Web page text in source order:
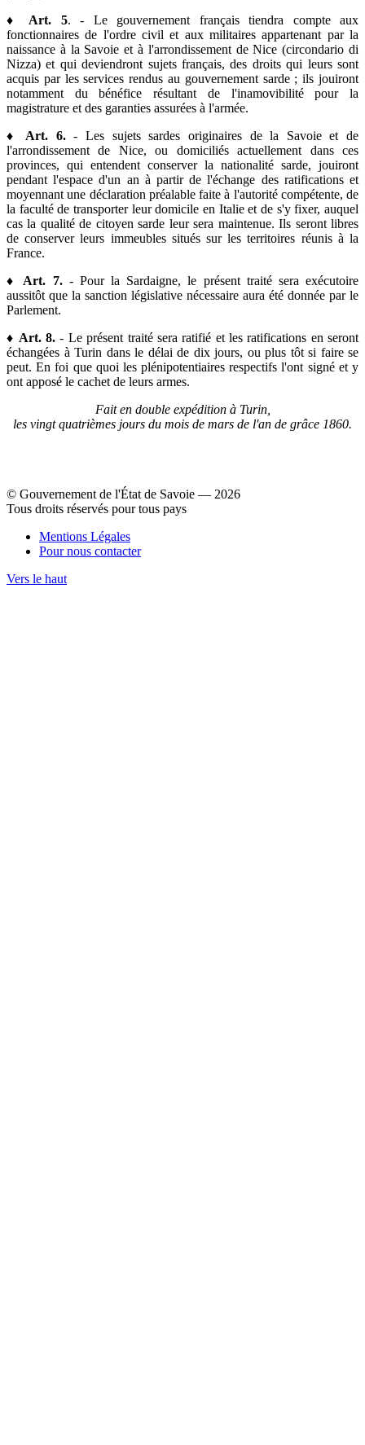
♦ Art. 5. - Le gouvernement français tiendra compte aux
fonctionnaires de l'ordre civil et aux militaires appartenant par la
naissance à la Savoie et à l'arrondissement de Nice (circondario di
Nizza) et qui deviendront sujets français, des droits qui leurs sont
acquis par les services rendus au gouvernement sarde ; ils jouiront
notamment du bénéfice résultant de l'inamovibilité pour la
magistrature et des garanties assurées à l'armée.
♦ Art. 6.- Les sujets sardes originaires de la Savoie et de
l'arrondissement de Nice, ou domiciliés actuellement dans ces
provinces, qui entendent conserver la nationalité sarde, jouiront
pendant l'espace d'un an à partir de l'échange des ratifications et
moyennant une déclaration préalable faite à l'autorité compétente, de
la faculté de transporter leur domicile en Italie et de s'y fixer, auquel
cas la qualité de citoyen sarde leur sera maintenue. Ils seront libres
de conserver leurs immeubles situés sur les territoires réunis à la
France.
♦ Art. 7.- Pour la Sardaigne, le présent traité sera exécutoire
aussitôt que la sanction législative nécessaire aura été donnée par le
Parlement.
♦ Art. 8. - Le présent traité sera ratifié et les ratifications en seront
échangées à Turin dans le délai de dix jours, ou plus tôt si faire se
peut. En foi que quoi les plénipotentiaires respectifs l'ont signé et y
ont apposé le cachet de leurs armes.
Fait en double expédition à Turin,
les vingt quatrièmes jours du mois de mars de l'an de grâce 1860.
© Gouvernement de l'État de Savoie ― 2026
Tous droits réservés pour tous pays
Mentions Légales
Pour nous contacter
Vers le haut